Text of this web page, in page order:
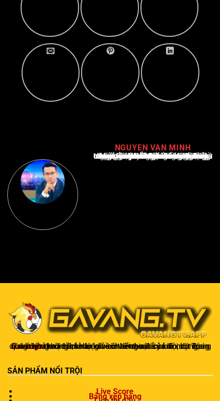
NGUYEN VAN MINH
Nguyễn Văn Minh là một trong những chuyên gia hàng đầu về báo cáo tin tức thể thao tại Việt Nam, với hơn 10 năm hoạt động trong ngành. Ông có kiến thức sâu rộng và kinh nghiệm đáng kể trong việc phân tích và báo cáo về các sự kiện thể thao hàng đầu. Sự hiểu biết sâu sắc của ông về ngành này đã giúp ông xây dựng uy tín và danh tiếng trong cộng đồng báo chí thể thao.
Gavangtv
không chỉ là nơi xem bóng mà còn là một cộng đồng để người hâm mộ kết nối và trao đổi cảm xúc. Trong quá trình theo dõi, khán giả có thể chia sẻ ý kiến, dự đoán kết quả hoặc thảo luận về chiến thuật của đội bóng.
SẢN PHẨM NỔI TRỘI
Live Score
Bảng xếp hạng